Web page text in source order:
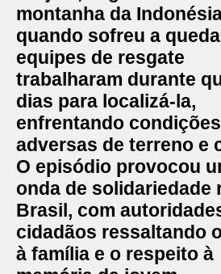
montanha da
quando sofreu a
equipes de resgate
trabalharam durante
dias para localizá-la,
enfrentando condições
adversas de terreno e
O episódio provocou
onda de solidariedade
Brasil, com
cidadãos ressaltando
à família e o respeito à